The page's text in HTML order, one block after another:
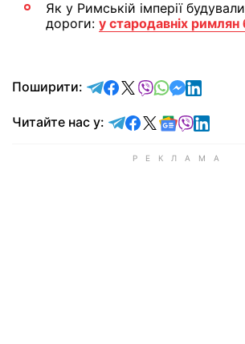
Як у Римській імперії
дороги: у стародавніх римлян
Поширити: відправити у Telegram
поділитись у
поділитись у X
відправити у
відправити
Читайте нас у: Читайте у Telegram
Читайте у
Читайте у X
Читайте у
Читайте